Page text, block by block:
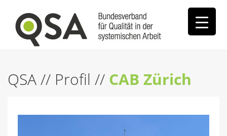
QSA// Profil // CAB Zürich